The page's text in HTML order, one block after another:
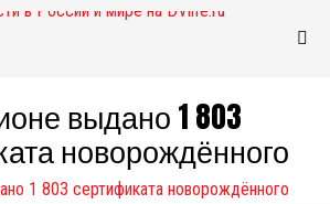
выдано 1 803
новорождённого